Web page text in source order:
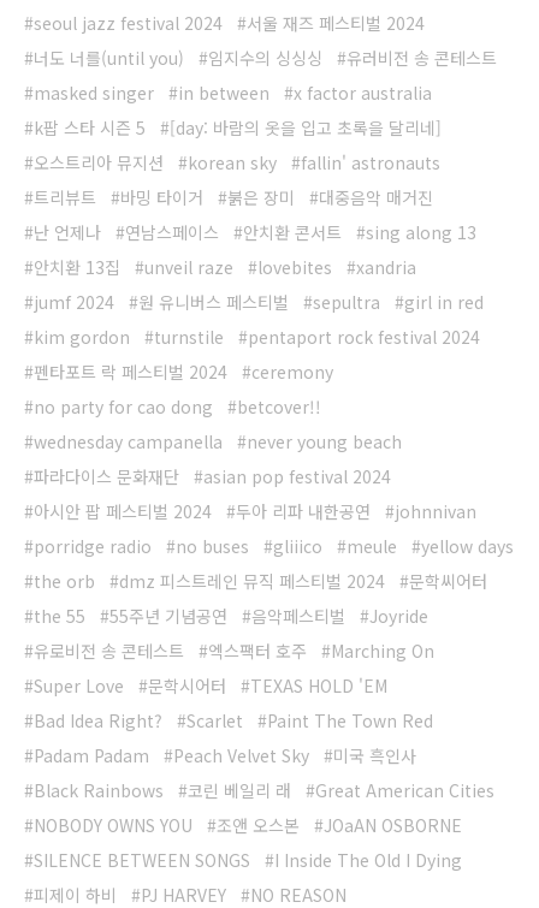
seoul jazz festival 2024
서울 재즈 페스티벌 2024
너도 너를(until you)
임지수의 싱싱싱
유러비전 송 콘테스트
masked singer
in between
x factor australia
k팝 스타 시즌 5
[day: 바람의 옷을 입고 초록을 달리네]
오스트리아 뮤지션
korean sky
fallin' astronauts
트리뷰트
바밍 타이거 붉은 장미
대중음악 매거진
난 언제나
연남스페이스 안치환 콘서트
sing along 13
안치환 13집
unveil raze lovebites
xandria
jumf 2024
원 유니버스 페스티벌 sepultra
girl in red
kim gordon
turnstile
pentaport rock festival 2024
펜타포트 락 페스티벌 2024
ceremony
no party for cao dong
betcover!!
wednesday campanella
never young beach
파라다이스 문화재단
asian pop festival 2024
아시안 팝 페스티벌 2024
두아 리파 내한공연
johnnivan
porridge radio
no buses gliiico meule
yellow days
the orb
dmz 피스트레인 뮤직 페스티벌 2024
문학씨어터
the 55
55주년 기념공연 음악페스티벌
Joyride
유로비전 송 콘테스트
엑스팩터 호주
Marching On
Super Love
문학시어터
TEXAS HOLD 'EM
Bad Idea Right?
Scarlet
Paint The Town Red
Padam Padam
Peach Velvet Sky
미국 흑인사
Black Rainbows
코린 베일리 래
Great American Cities
NOBODY OWNS YOU
조앤 오스본
JOaAN OSBORNE
SILENCE BETWEEN SONGS
I Inside The Old I Dying
피제이 하비
PJ HARVEY
NO REASON